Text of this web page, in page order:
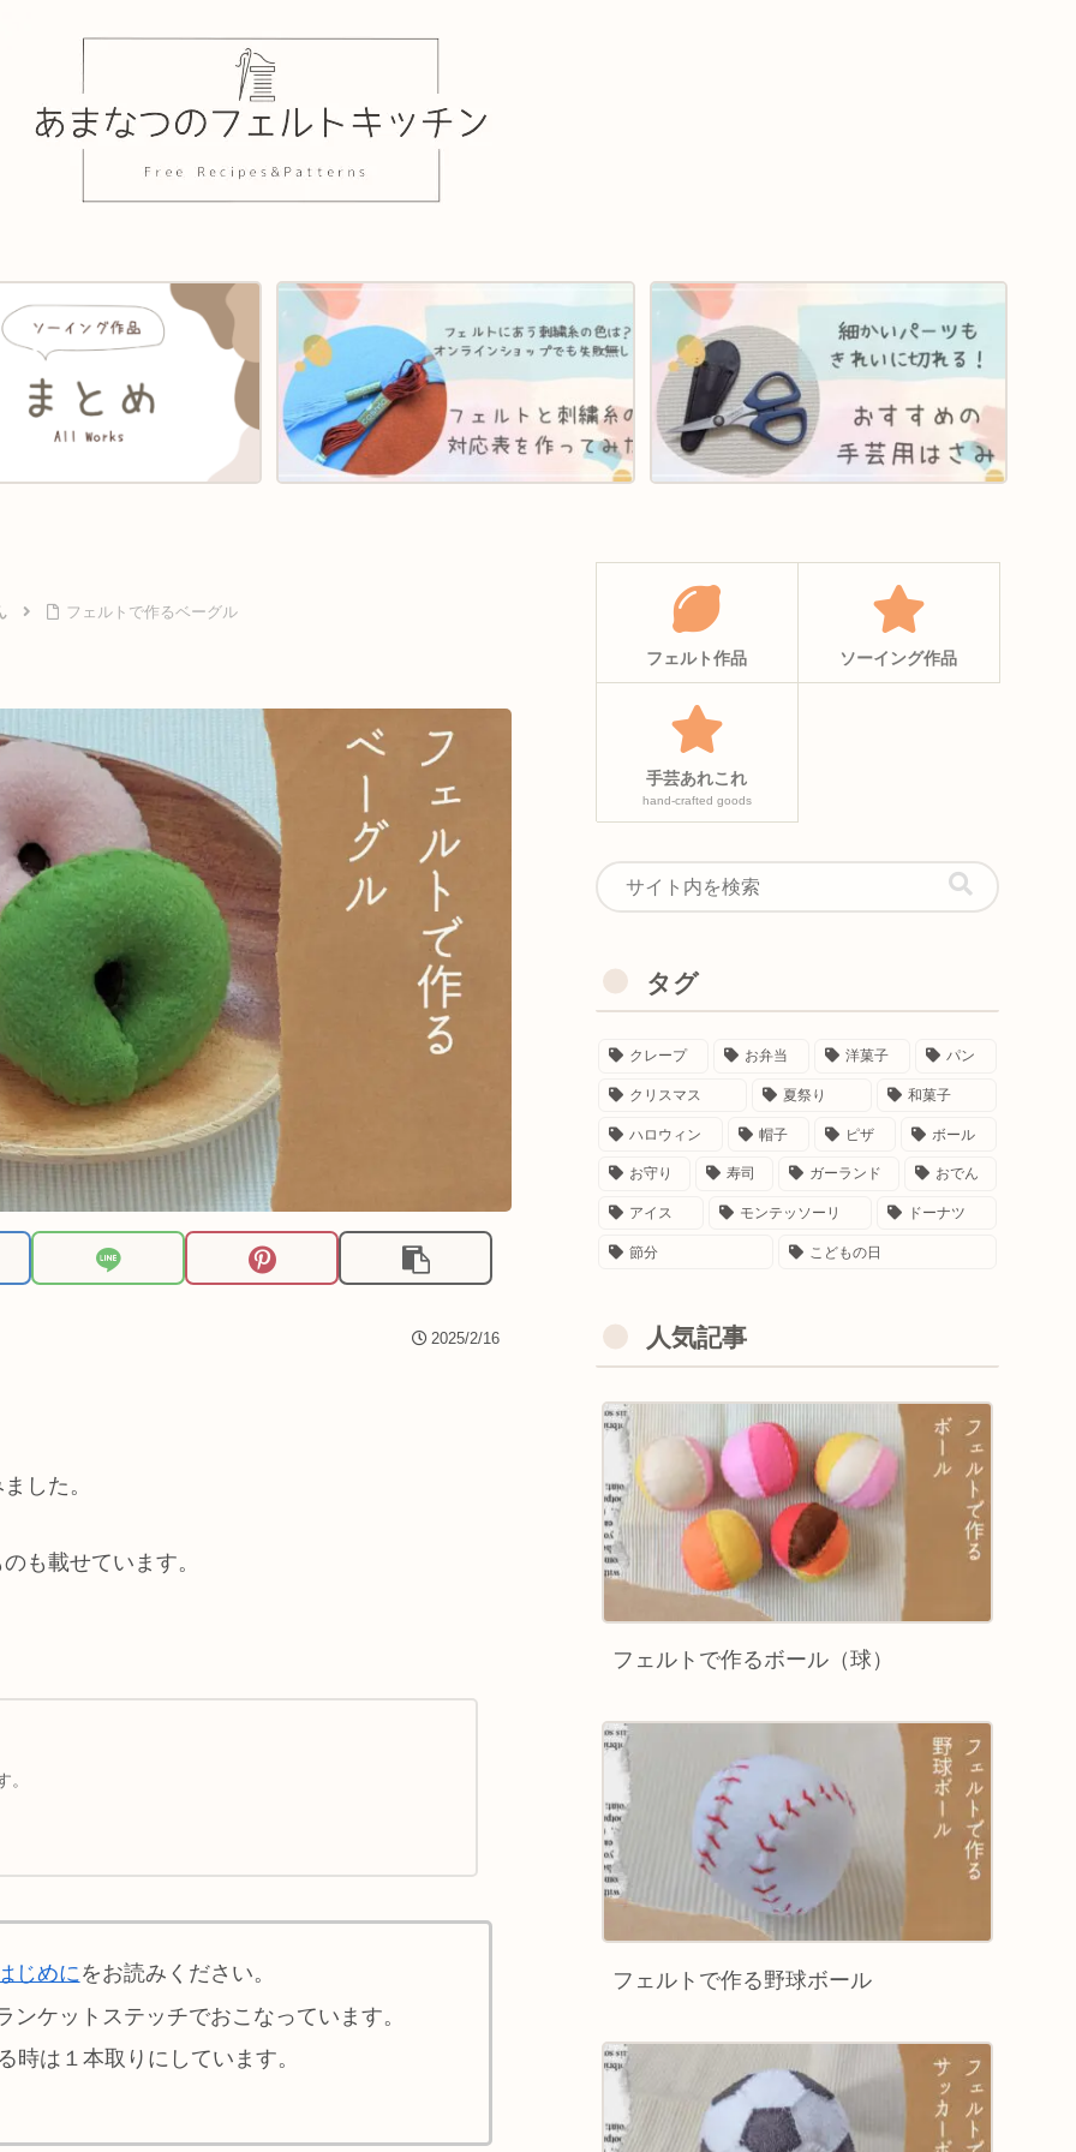
フェルトで作るベーグル
2025/2/16
した。
も載せています。
じめにをお読みください。
ケットステッチでおこなっています。
時は１本取りにしています。
フェルト作品 ソーイング作品
手芸あれこれ
hand-crafted goods
タグ
クレープ お弁当 洋菓子 パン
クリスマス 夏祭り 和菓子
ハロウィン 帽子 ピザ ボール
お守り 寿司 ガーランド おでん
アイス モンテッソーリ ドーナツ
節分 こどもの日
人気記事
フェルトで作るボール（球）
フェルトで作る野球ボール